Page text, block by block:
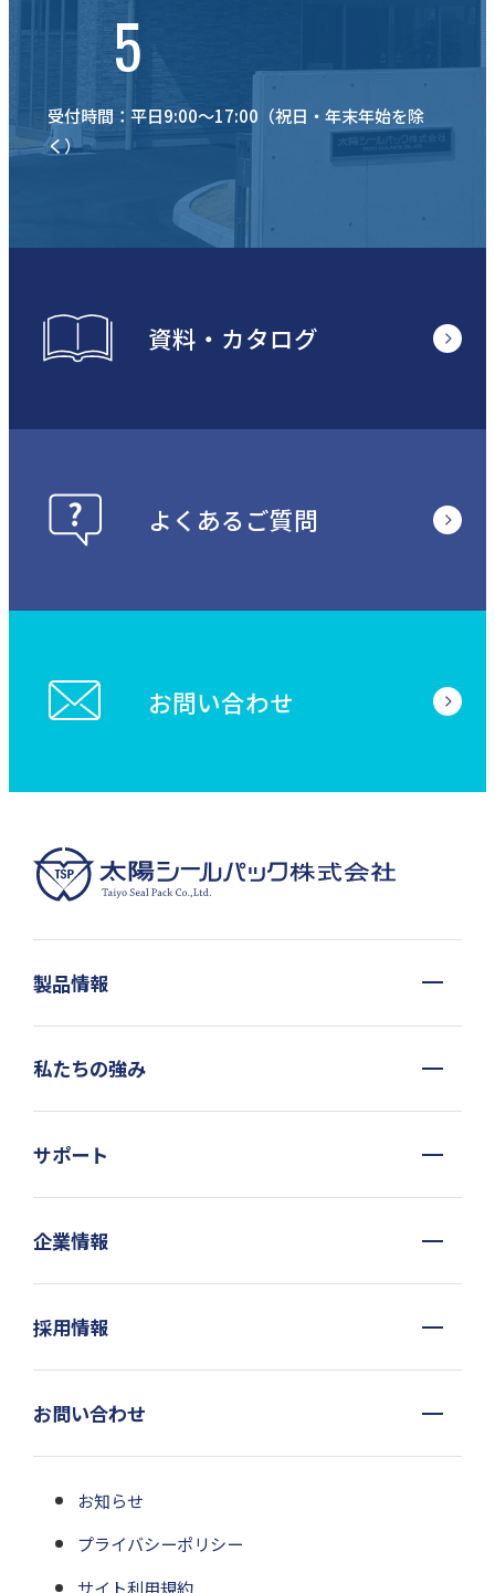
5
受付時間：平日9:00〜17:00（祝日・年末年始を除
く）
資料・カタログ
よくあるご質問
お問い合わせ
製品情報
私たちの強み
サポート
企業情報
採用情報
お問い合わせ
お知らせ
プライバシーポリシー
サイト利用規約